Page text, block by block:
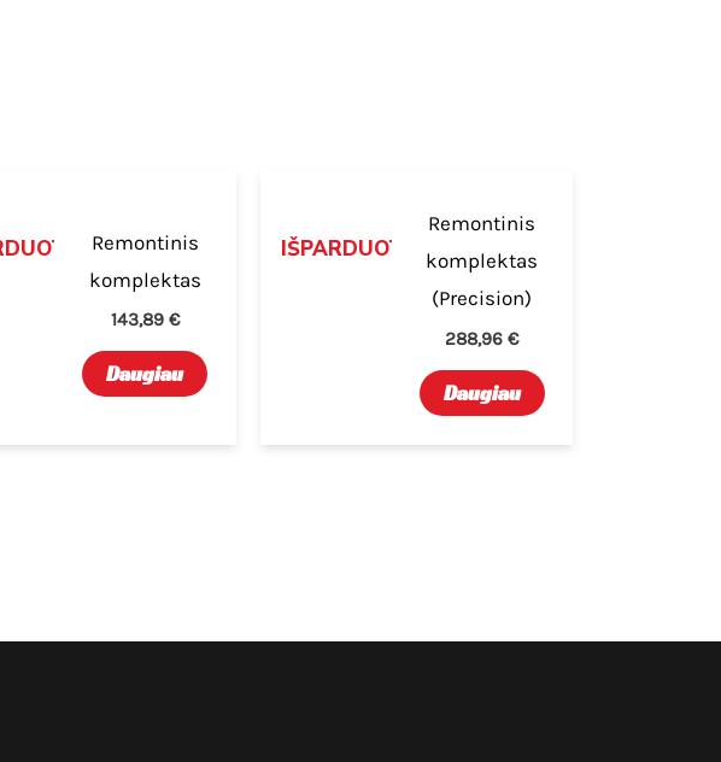
Remontinis
komplektas
143,89 €
Daugiau
IŠPARDUOTA
Remontinis
komplektas
(Precision)
288,96€
Daugiau